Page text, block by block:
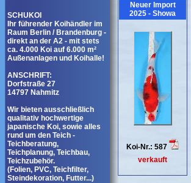
SCHUKOI
Ihr führender Koihändler im
Raum Berlin / Brandenburg -
direkt an der A2 - mit stets
ca. 4.000 Koi auf 6.000 m²
Außenanlagen und Koihalle!
ANSCHRIFT:
Dorfstraße 27
14797 Nahmitz
Wir bieten ausschließlich
qualitativ hochwertige
japanische Koi, sowie alles
rund um den Teich -
Teichberatung,
Teichplanung, Teichbau,
Teichzubehör.
(Folien, PVC, Teichfilter,
Steindekoration, Futter...)
Neuer Import
2025 - Showa
Koi-Nr.: 587
verkauft